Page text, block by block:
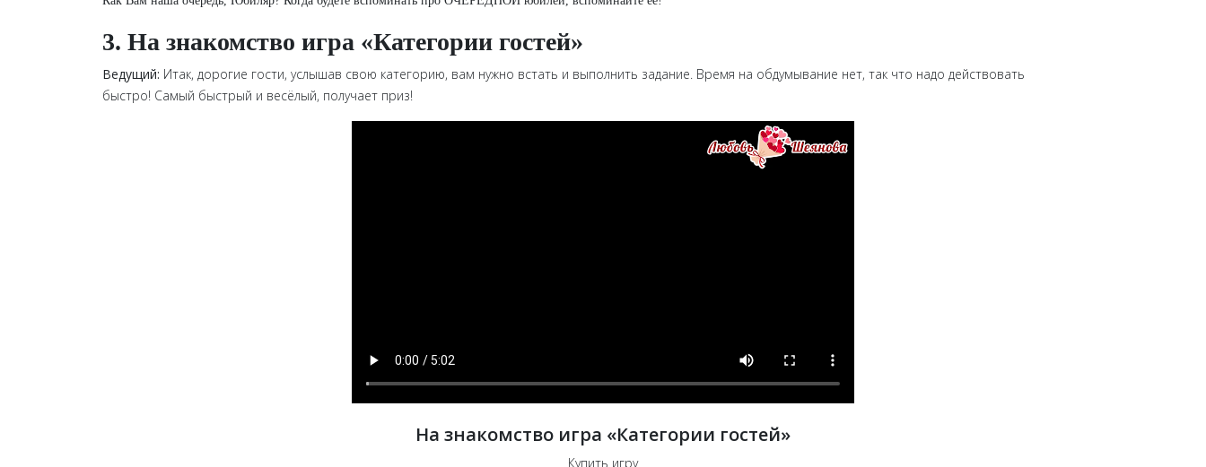
3. На знакомство игра «Категории гостей»
Ведущий: Итак, дорогие гости, услышав свою категорию, вам нужно встать и выполнить задание. Время на обдумывание нет, так что надо действовать
быстро! Самый быстрый и весёлый, получает приз!
На знакомство игра «Категории гостей»
Купить игру